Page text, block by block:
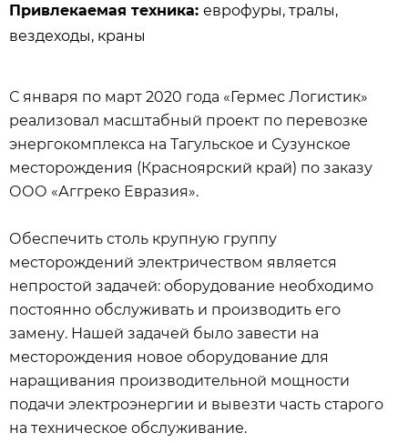
Привлекаемая техника: еврофуры, тралы,
вездеходы, краны
С января по март 2020 года «Гермес Логистик»
реализовал масштабный проект по перевозке
энергокомплекса на Тагульское и Сузунское
месторождения (Красноярский край) по заказу
ООО «Аггреко Евразия».
Обеспечить столь крупную группу
месторождений электричеством является
непростой задачей: оборудование необходимо
постоянно обслуживать и производить его
замену. Нашей задачей было завести на
месторождения новое оборудование для
наращивания производительной мощности
подачи электроэнергии и вывезти часть старого
на техническое обслуживание.